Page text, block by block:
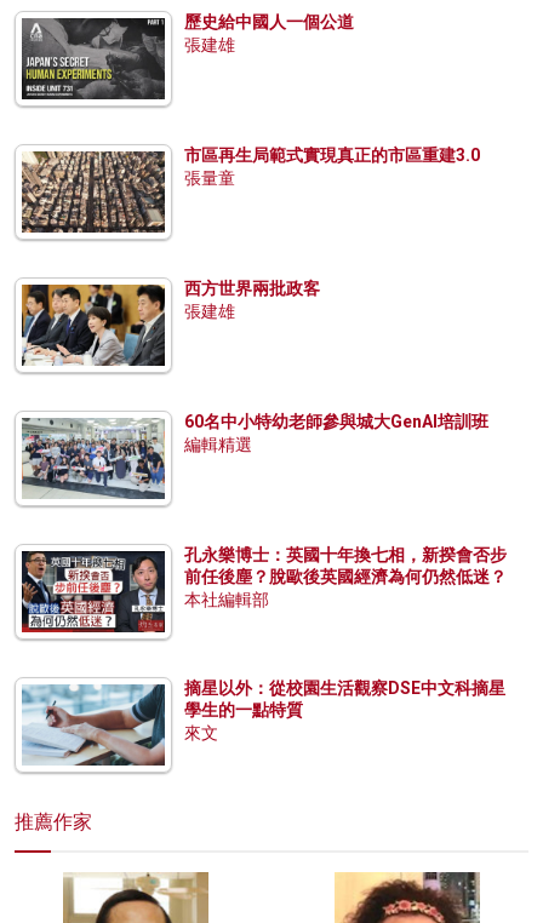
歷史給中國人一個公道
張建雄
市區再生局範式實現真正的市區重建3.0
張量童
西方世界兩批政客
張建雄
60名中小特幼老師參與城大GenAI培訓班
編輯精選
孔永樂博士：英國十年換七相，新揆會否步
前任後塵？脫歐後英國經濟為何仍然低迷？
本社編輯部
摘星以外：從校園生活觀察DSE中文科摘星
學生的一點特質
來文
推薦作家